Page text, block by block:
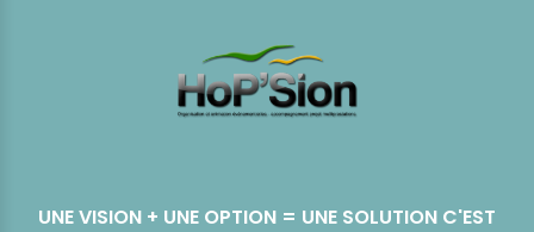
UNE VISION + UNE OPTION = UNE SOLUTION C'EST